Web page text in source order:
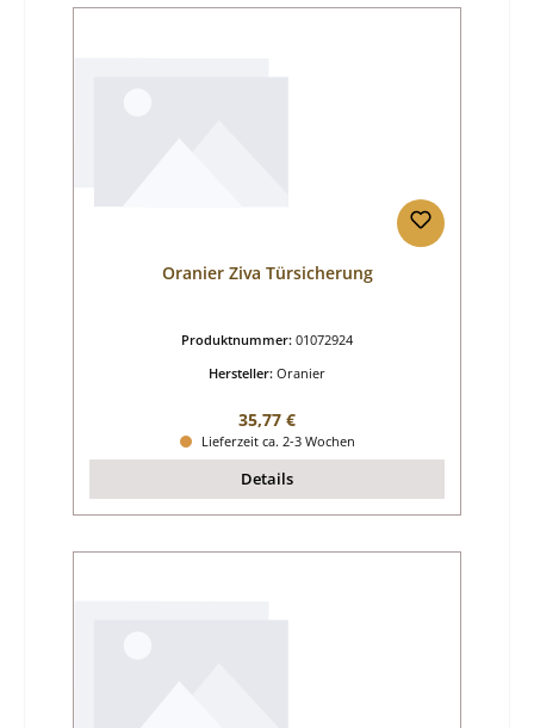
Oranier Ziva Türsicherung
Produktnummer: 01072924
Hersteller: Oranier
Regulärer Preis:
35,77 €
Lieferzeit ca. 2-3 Wochen
Details